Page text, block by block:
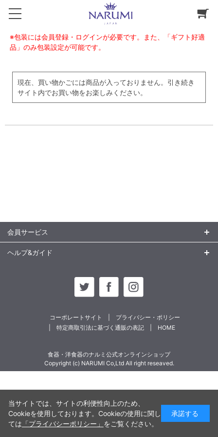
※包装には会員登録・ログインが必要です。また、「ギフト好適
品」のみ包装設定が可能です。
現在、買い物かごには商品が入っておりません。引き続き
サイト内でお買い物をお楽しみください。
会員サービス
ヘルプ&ガイド
コーポレートサイト
プライバシー・ポリシー
特定商取引法に基づく通販の表記
HOME
食器・洋食器のナルミ公式オンラインショップ
Copyright (c) NARUMI Co,Ltd All right reseaved.
当サイトでは、サイトの利便性向上のため、
Cookieを使用しております。Cookieの使用に関し
ては 「プライバシーポリシー」 をご覧ください。
承諾する